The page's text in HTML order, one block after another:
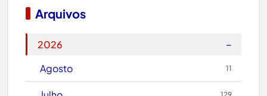
Boquira
Arquivos
2026
−
Agosto
11